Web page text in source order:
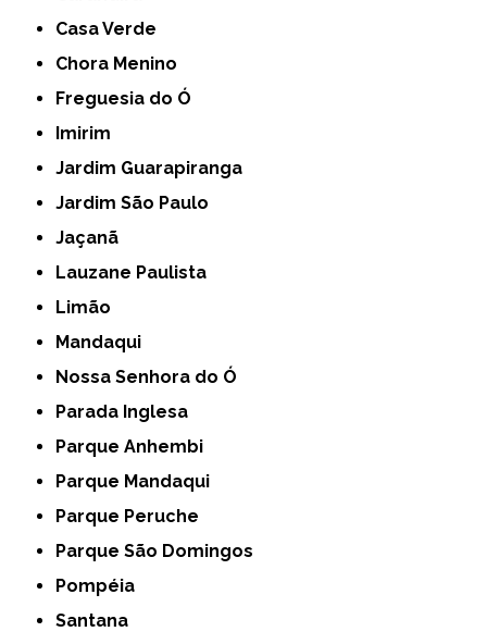
Casa Verde
Chora Menino
Freguesia do Ó
Imirim
Jardim Guarapiranga
Jardim São Paulo
Jaçanã
Lauzane Paulista
Limão
Mandaqui
Nossa Senhora do Ó
Parada Inglesa
Parque Anhembi
Parque Mandaqui
Parque Peruche
Parque São Domingos
Pompéia
Santana